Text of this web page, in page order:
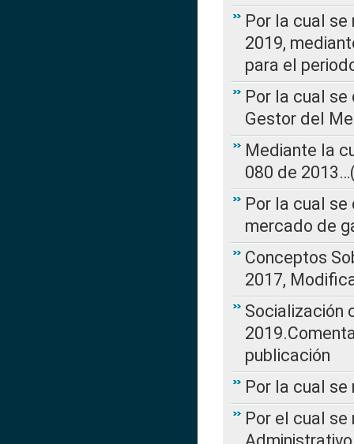
Por la cual se
2019,
para el
Por la cual
Gestor del
Mediante la
080 de
Por la cual
mercado de
Conceptos
2017,
Socialización
publicación
Por la cual se
Por el cual